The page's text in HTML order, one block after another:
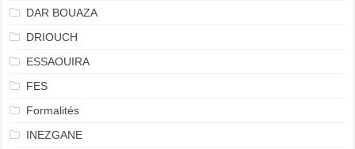
DAR BOUAZA
DRIOUCH
ESSAOUIRA
FES
Formalités
INEZGANE